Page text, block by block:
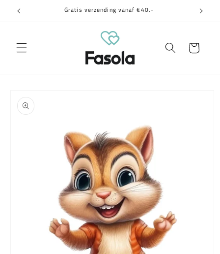
naar de Gratis verzending vanaf €40.-
Winkelwagen
direct naar